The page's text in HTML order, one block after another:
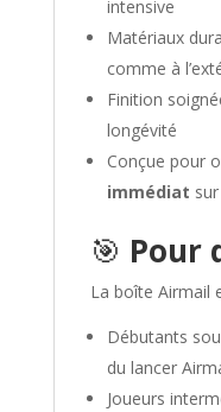
intensive
Matériaux
comme à
Finition
longévité
Conçue pour
immédiat
🎯 Pour
La boîte Airmail
Débutants
du lancer
Joueurs